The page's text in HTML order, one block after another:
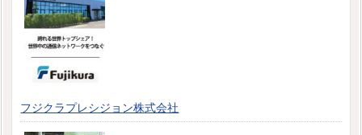
フジクラプレシジョン株式会社